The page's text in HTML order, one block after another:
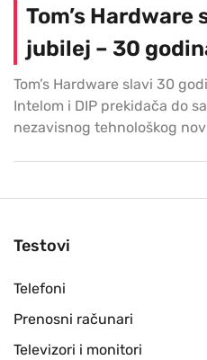
Tom’s
jubilej – 30
Tom’s Hardware slavi 30
Intelom i DIP prekidača do
nezavisnog tehnološkog
Testovi
Telefoni
Prenosni računari
Televizori i monitori